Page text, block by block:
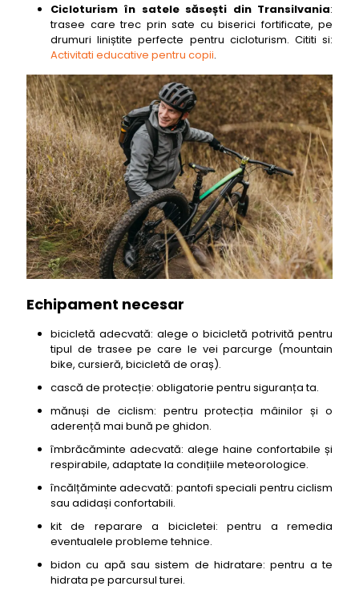
Cicloturism în satele săsești din Transilvania:
trasee care trec prin sate cu biserici fortificate, pe
drumuri liniștite perfecte pentru cicloturism. Cititi si:
Activitati educative pentru copii.
Echipament necesar
bicicletă adecvată: alege o bicicletă potrivită pentru
tipul de trasee pe care le vei parcurge (mountain
bike, cursieră, bicicletă de oraș).
cască de protecție: obligatorie pentru siguranța ta.
mănuși de ciclism: pentru protecția mâinilor și o
aderență mai bună pe ghidon.
îmbrăcăminte adecvată: alege haine confortabile și
respirabile, adaptate la condițiile meteorologice.
încălțăminte adecvată: pantofi speciali pentru ciclism
sau adidași confortabili.
kit de reparare a bicicletei: pentru a remedia
eventualele probleme tehnice.
bidon cu apă sau sistem de hidratare: pentru a te
hidrata pe parcursul turei.